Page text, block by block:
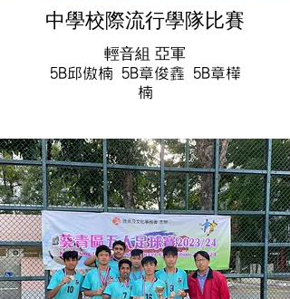
中學校際流行學隊比賽
輕音組 亞軍
5B邱傲楠 5B章俊鑫 5B章樺
楠